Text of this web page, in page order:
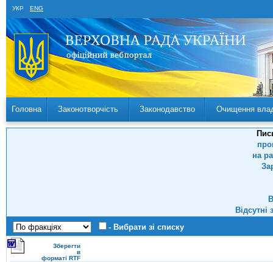
УКР ENG
Головна Законотворчість Законодавство Очищення
на
- Вибрати зі списку
Зберегти
в
форматі RTF